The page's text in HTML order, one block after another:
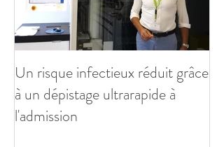
Un risque infectieux réduit grâce
à un dépistage ultrarapide à
l'admission